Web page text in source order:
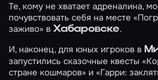
Те, кому не хватает адреналина,
почувствовать себя на месте
заживо» вХабаровске.
И, наконец, для юных игроков в
запустились сказочные квесты
стране кошмаров» и«Гарри: